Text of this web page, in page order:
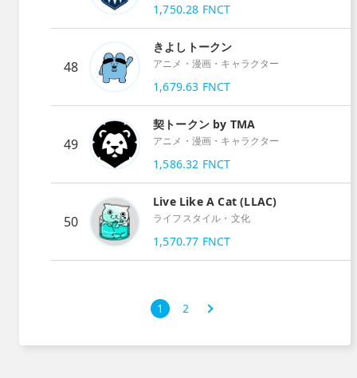
1,750.28 FNCT
48
きよしトークン
アニメ・漫画・キャラクター
1,679.63 FNCT
49
契トークン by TMA
アニメ・漫画・キャラクター
1,586.32 FNCT
50
Live Like A Cat (LLAC)
ライフスタイル・文化
1,570.77 FNCT
1 2